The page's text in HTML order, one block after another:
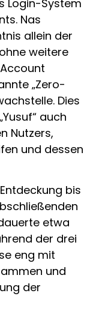
Login-System
Nas
allein der
weitere
„Zero-
Dies
auch
Nutzers,
und dessen
bis
etwa
der drei
eng mit
und
der